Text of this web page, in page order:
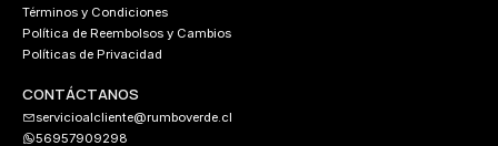
Términos y Condiciones
Política de Reembolsos y Cambios
Políticas de Privacidad
CONTÁCTANOS
servicioalcliente@rumboverde.cl
56957909298